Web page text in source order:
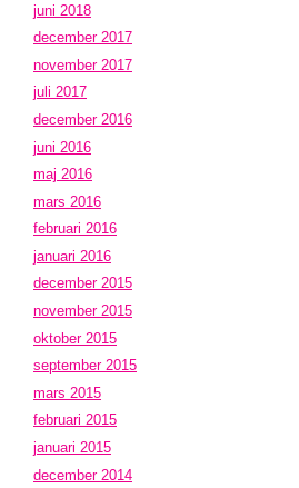
juni 2018
december 2017
november 2017
juli 2017
december 2016
juni 2016
maj 2016
mars 2016
februari 2016
januari 2016
december 2015
november 2015
oktober 2015
september 2015
mars 2015
februari 2015
januari 2015
december 2014